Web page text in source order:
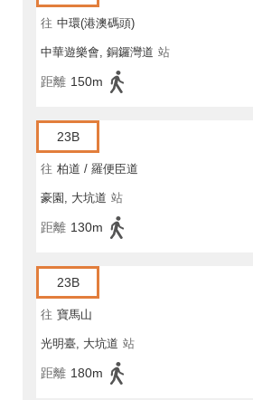
往 中環(港澳碼頭)
中華遊樂會, 銅鑼灣道 站
距離 150m
23B
往 柏道 / 羅便臣道
豪園, 大坑道 站
距離 130m
23B
往 寶馬山
光明臺, 大坑道 站
距離 180m